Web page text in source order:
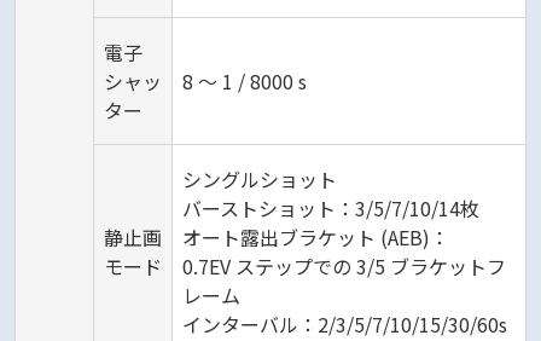
電子
シャッ
ター
8 ～ 1 / 8000 s
静止画
モード
シングルショット
バーストショット：3/5/7/10/14枚
オート露出ブラケット (AEB)：
0.7EV ステップでの 3/5 ブラケットフ
レーム
インターバル：2/3/5/7/10/15/30/60s